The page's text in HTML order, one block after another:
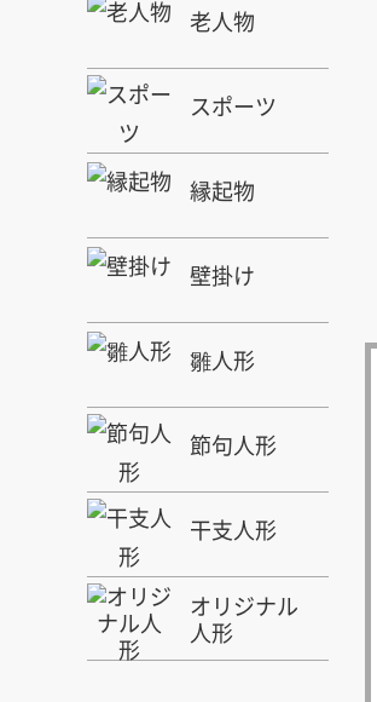
老人物
スポーツ
縁起物
壁掛け
雛人形
節句人形
干支人形
オリジナル
人形